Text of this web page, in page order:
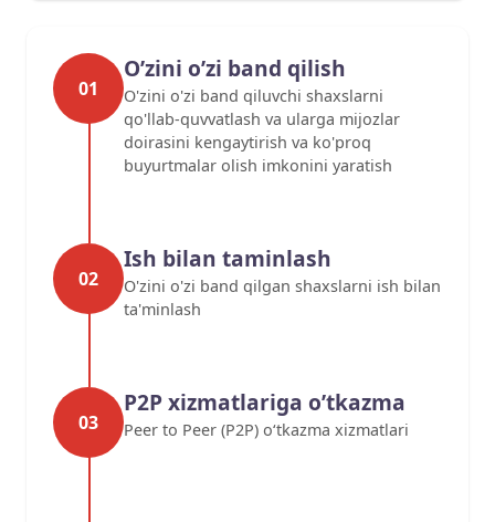
01
O’zini o’zi band qilish
O'zini o'zi band qiluvchi shaxslarni
qo'llab-quvvatlash va ularga mijozlar
doirasini kengaytirish va ko'proq
buyurtmalar olish imkonini yaratish
02
Ish bilan taminlash
O'zini o'zi band qilgan shaxslarni ish bilan
ta'minlash
03
P2P xizmatlariga o’tkazma
Peer to Peer (P2P) o‘tkazma xizmatlari